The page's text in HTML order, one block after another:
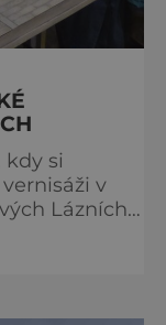
kdy si
v
Lázních